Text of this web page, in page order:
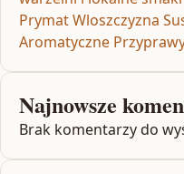
Prymat Wloszczyzna
Aromatyczne
Najnowsze
Brak komentarzy do